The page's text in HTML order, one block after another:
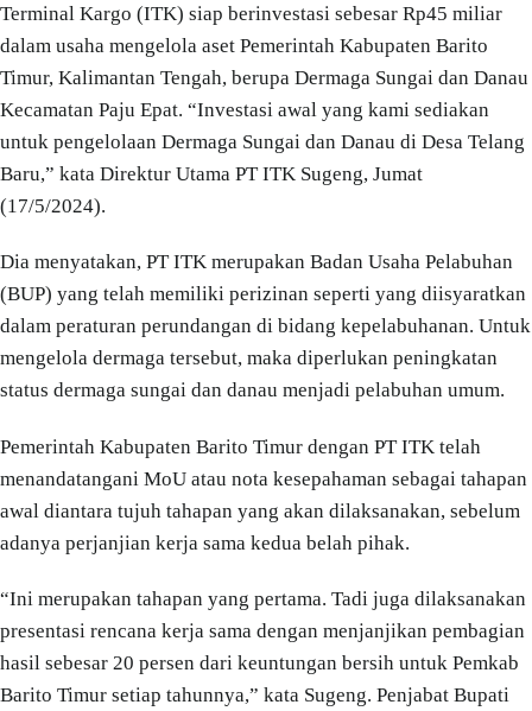
Terminal Kargo (ITK) siap berinvestasi sebesar Rp45 miliar
dalam usaha mengelola aset Pemerintah Kabupaten Barito
Timur, Kalimantan Tengah, berupa Dermaga Sungai dan Danau
Kecamatan Paju Epat. “Investasi awal yang kami sediakan
untuk pengelolaan Dermaga Sungai dan Danau di Desa Telang
Baru,” kata Direktur Utama PT ITK Sugeng, Jumat
(17/5/2024).
Dia menyatakan, PT ITK merupakan Badan Usaha Pelabuhan
(BUP) yang telah memiliki perizinan seperti yang diisyaratkan
dalam peraturan perundangan di bidang kepelabuhanan. Untuk
mengelola dermaga tersebut, maka diperlukan peningkatan
status dermaga sungai dan danau menjadi pelabuhan umum.
Pemerintah Kabupaten Barito Timur dengan PT ITK telah
menandatangani MoU atau nota kesepahaman sebagai tahapan
awal diantara tujuh tahapan yang akan dilaksanakan, sebelum
adanya perjanjian kerja sama kedua belah pihak.
“Ini merupakan tahapan yang pertama. Tadi juga dilaksanakan
presentasi rencana kerja sama dengan menjanjikan pembagian
hasil sebesar 20 persen dari keuntungan bersih untuk Pemkab
Barito Timur setiap tahunnya,” kata Sugeng. Penjabat Bupati